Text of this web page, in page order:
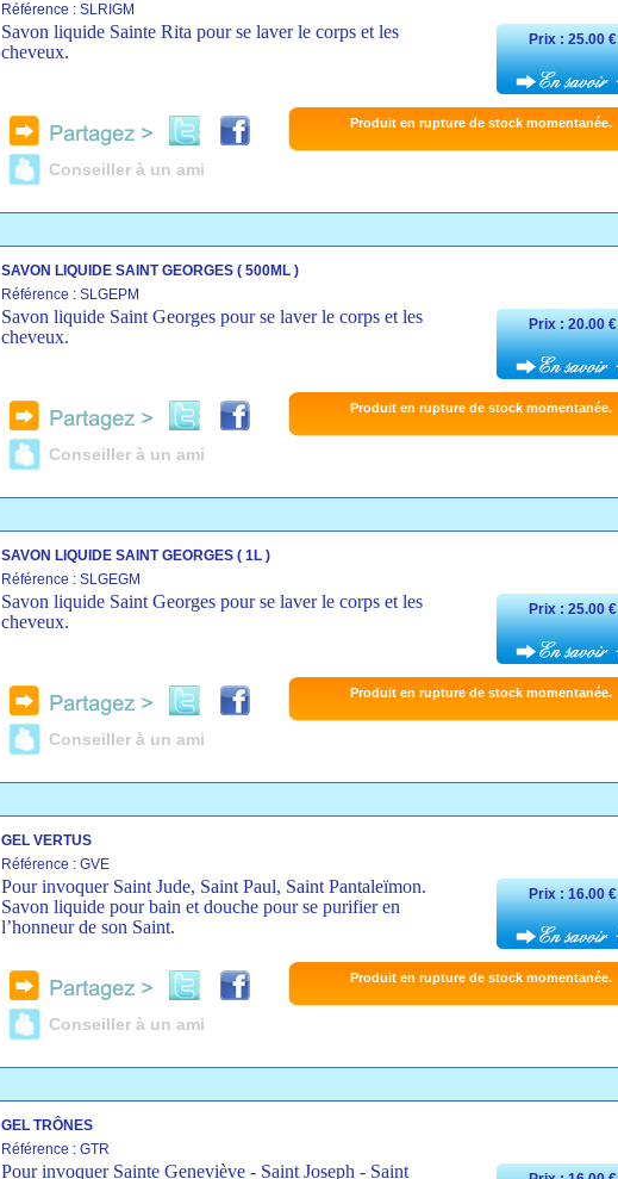
Référence : SLRIGM
Savon liquide Sainte Rita pour se laver le corps et les
cheveux.
Prix : 25.00 €
Produit en rupture de stock momentanée.
Conseiller à un ami
SAVON LIQUIDE SAINT GEORGES ( 500ML )
Référence : SLGEPM
Savon liquide Saint Georges pour se laver le corps et les
cheveux.
Prix : 20.00 €
Produit en rupture de stock momentanée.
Conseiller à un ami
SAVON LIQUIDE SAINT GEORGES ( 1L )
Référence : SLGEGM
Savon liquide Saint Georges pour se laver le corps et les
cheveux.
Prix : 25.00 €
Produit en rupture de stock momentanée.
Conseiller à un ami
GEL VERTUS
Référence : GVE
Pour invoquer Saint Jude, Saint Paul, Saint Pantaleïmon.
Savon liquide pour bain et douche pour se purifier en
l’honneur de son Saint.
Prix : 16.00 €
Produit en rupture de stock momentanée.
Conseiller à un ami
GEL TRÔNES
Référence : GTR
Pour invoquer Sainte Geneviève - Saint Joseph - Saint